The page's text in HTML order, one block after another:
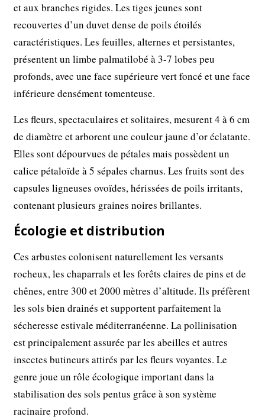
et aux branches rigides. Les tiges jeunes sont
recouvertes d’un duvet dense de poils étoilés
caractéristiques. Les feuilles, alternes et persistantes,
présentent un limbe palmatilobé à 3-7 lobes peu
profonds, avec une face supérieure vert foncé et une face
inférieure densément tomenteuse.
Les fleurs, spectaculaires et solitaires, mesurent 4 à 6 cm
de diamètre et arborent une couleur jaune d’or éclatante.
Elles sont dépourvues de pétales mais possèdent un
calice pétaloïde à 5 sépales charnus. Les fruits sont des
capsules ligneuses ovoïdes, hérissées de poils irritants,
contenant plusieurs graines noires brillantes.
Écologie et distribution
Ces arbustes colonisent naturellement les versants
rocheux, les chaparrals et les forêts claires de pins et de
chênes, entre 300 et 2000 mètres d’altitude. Ils préfèrent
les sols bien drainés et supportent parfaitement la
sécheresse estivale méditerranéenne. La pollinisation
est principalement assurée par les abeilles et autres
insectes butineurs attirés par les fleurs voyantes. Le
genre joue un rôle écologique important dans la
stabilisation des sols pentus grâce à son système
racinaire profond.